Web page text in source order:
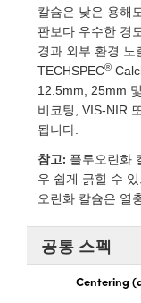
Microscopes
Components
칼슘은 낮은 용해
판보다 우수한 경
경과 외부 환경 노
TECHSPEC®
12.5mm, 25mm
비코팅, VIS-NIR
됩니다.
참고: 플루오린화
우 쉽게 긁힐 수
오린화 칼슘은 열
공통 스펙
Centering